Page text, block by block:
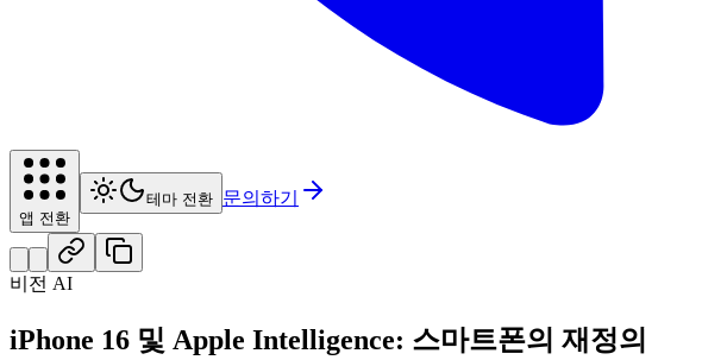
앱 전환
테마 전환 문의하기
비전 AI
iPhone 16 및 Apple Intelligence: 스마트폰의 재정의